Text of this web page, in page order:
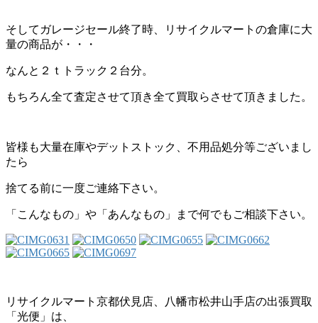
そしてガレージセール終了時、リサイクルマートの倉庫に大
量の商品が・・・
なんと２ｔトラック２台分。
もちろん全て査定させて頂き全て買取らさせて頂きました。
皆様も大量在庫やデットストック、不用品処分等ございまし
たら
捨てる前に一度ご連絡下さい。
「こんなもの」や「あんなもの」まで何でもご相談下さい。
リサイクルマート京都伏見店、八幡市松井山手店の出張買取
「光便」は、